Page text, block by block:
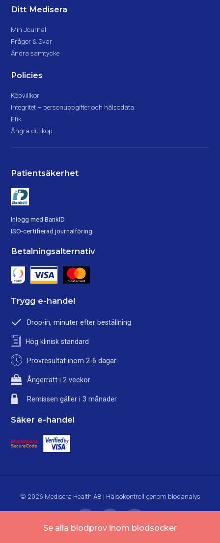
Se alla blodprov inom blodsocker
Ditt Medisera
Min Journal
Frågor & Svar
Ändra samtycke
Policies
Köpvillkor
Integritet – personuppgifter och hälsodata
Etik
Ångra ditt köp
Patientsäkerhet
Inlogg med BankID
ISO-certifierad journalföring
Betalningsalternativ
Trygg e-handel
Drop-in, minuter efter beställning
Hög klinisk standard
Provresultat inom 2-6 dagar
Ångerrätt i 2 veckor
Remissen gäller i 3 månader
Säker e-handel
© 2026 Medisera Health AB | Hälsokontroll genom blodanalys